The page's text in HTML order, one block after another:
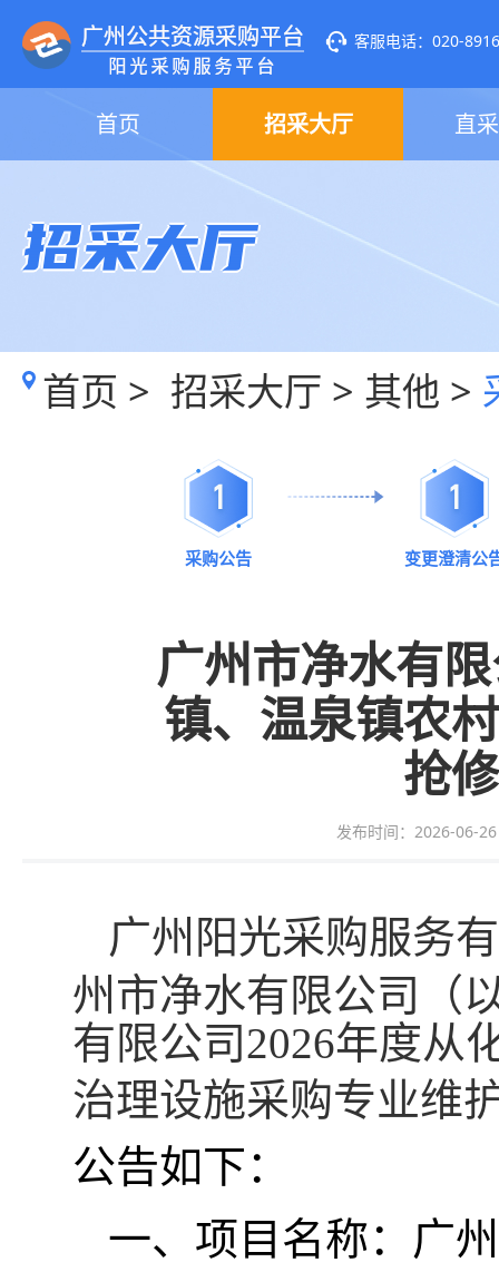
客服电话：020-
首页 招采大厅 直
招采大厅
首页 > 招采大厅 > 其他 >
1
采购公告
1
变更澄清公
广州市净水有
镇、温泉镇农
抢
发布时间：2026-06-
广州 阳光采购服务
州市净水有限公司（
有限公司2026年度从
治理设施采购专业维
公告如下：
一、 项目名称： 广